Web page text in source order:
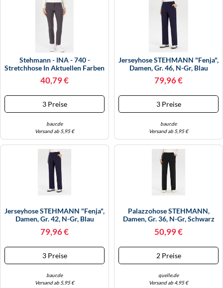
KINDERSCHUHE
LAUFSCHUHE
OUTDOOR-SCHUHE
PANTOLETTEN
SANDALEN
SCHUHZUBEHÖR
SNEAKERS
STIEFEL
STIEFELETTEN
TREKKINGSANDALEN
STRANDTASCHEN
TASCHEN-ZUBEHÖR
Stehmann - INA - 740 -
Stretchhose In Aktuellen Farben
(46, Graphit)
40,79 €
3 Preise
baur.de
Versand ab 5,95 €
Jerseyhose STEHMANN "Fenja",
Damen, Gr. 46, N-Gr, Blau
(marine), Jersey, Obermaterial:
68% Viskose, 27% Polyamid, 5%
Straight Fit, Mit Bügel
79,96 €
3 Preise
baur.de
Versand ab 5,95 €
Jerseyhose STEHMANN "Fenja",
Damen, Gr. 42, N-Gr, Blau
68% Viskose, 27% Polyamid, 5%
Straight Fit, Mit Bügel
79,96 €
3 Preise
baur.de
Versand ab 5,95 €
Palazzohose STEHMANN,
Damen, Gr. 36, N-Gr, Schwarz
95% Polyester, 5% Elasthan,
Taschen (42996734-36)
Schwarz, 900
50,99 €
2 Preise
quelle.de
Versand ab 4,95 €